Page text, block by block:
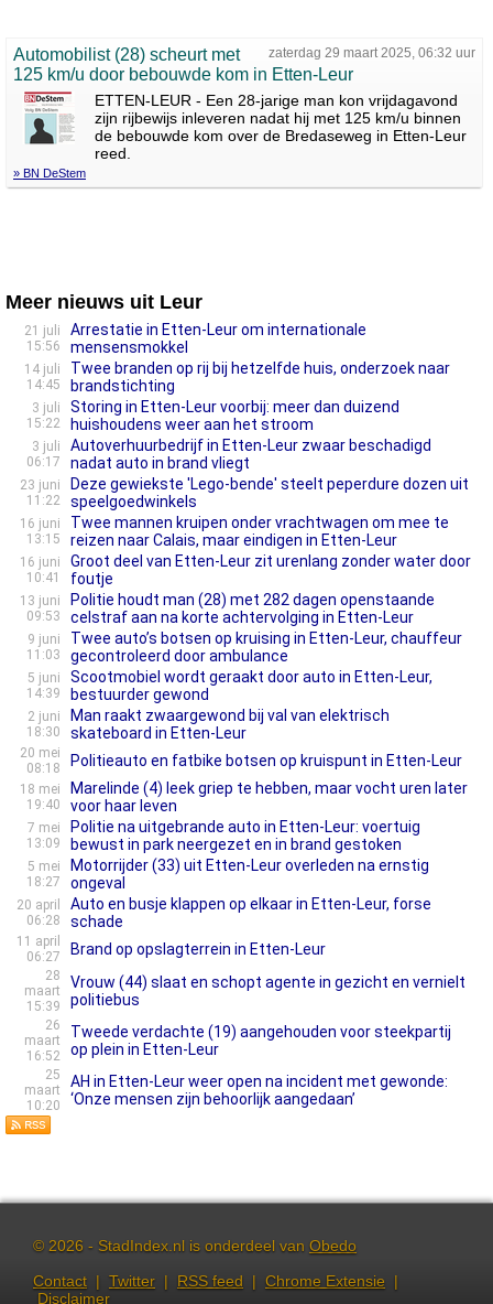
zaterdag 29 maart 2025, 06:32 uur
Automobilist (28) scheurt met
125 km/u door bebouwde kom in Etten-Leur
ETTEN-LEUR - Een 28-jarige man kon vrijdagavond
zijn rijbewijs inleveren nadat hij met 125 km/u binnen
de bebouwde kom over de Bredaseweg in Etten-Leur
reed.
» BN DeStem
Meer nieuws uit Leur
21 juli
15:56
Arrestatie in Etten-Leur om internationale
mensensmokkel
14 juli
14:45
Twee branden op rij bij hetzelfde huis, onderzoek naar
brandstichting
3 juli
15:22
Storing in Etten-Leur voorbij: meer dan duizend
huishoudens weer aan het stroom
3 juli
06:17
Autoverhuurbedrijf in Etten-Leur zwaar beschadigd
nadat auto in brand vliegt
23 juni
11:22
Deze gewiekste 'Lego-bende' steelt peperdure dozen uit
speelgoedwinkels
16 juni
13:15
Twee mannen kruipen onder vrachtwagen om mee te
reizen naar Calais, maar eindigen in Etten-Leur
16 juni
10:41
Groot deel van Etten-Leur zit urenlang zonder water door
foutje
13 juni
09:53
Politie houdt man (28) met 282 dagen openstaande
celstraf aan na korte achtervolging in Etten-Leur
9 juni
11:03
Twee auto’s botsen op kruising in Etten-Leur, chauffeur
gecontroleerd door ambulance
5 juni
14:39
Scootmobiel wordt geraakt door auto in Etten-Leur,
bestuurder gewond
2 juni
18:30
Man raakt zwaargewond bij val van elektrisch
skateboard in Etten-Leur
20 mei
08:18
Politieauto en fatbike botsen op kruispunt in Etten-Leur
18 mei
19:40
Marelinde (4) leek griep te hebben, maar vocht uren later
voor haar leven
7 mei
13:09
Politie na uitgebrande auto in Etten-Leur: voertuig
bewust in park neergezet en in brand gestoken
5 mei
18:27
Motorrijder (33) uit Etten-Leur overleden na ernstig
ongeval
20 april
06:28
Auto en busje klappen op elkaar in Etten-Leur, forse
schade
11 april
06:27
Brand op opslagterrein in Etten-Leur
28
maart
15:39
Vrouw (44) slaat en schopt agente in gezicht en vernielt
politiebus
26
maart
16:52
Tweede verdachte (19) aangehouden voor steekpartij
op plein in Etten-Leur
25
maart
10:20
AH in Etten-Leur weer open na incident met gewonde:
‘Onze mensen zijn behoorlijk aangedaan’
© 2026 - StadIndex.nl is onderdeel van Obedo
Contact | Twitter | RSS feed | Chrome Extensie |
Disclaimer